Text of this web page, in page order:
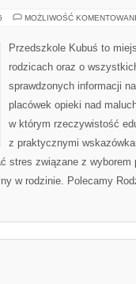
MOŻLIWOŚĆ
Przedszkole Kubuś to
rodzicach oraz o
sprawdzonych informacji
placówek opieki nad
w którym rzeczywistość
z praktycznymi
stres związane z
w rodzinie. Polecamy